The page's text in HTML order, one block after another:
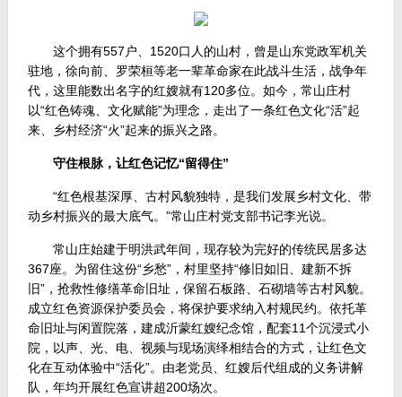
这个拥有557户、1520口人的山村，曾是山东党政军机关
驻地，徐向前、罗荣桓等老一辈革命家在此战斗生活，战争年
代，这里能数出名字的红嫂就有120多位。如今，常山庄村
以“红色铸魂、文化赋能”为理念，走出了一条红色文化“活”起
来、乡村经济“火”起来的振兴之路。
守住根脉，让红色记忆“留得住”
“红色根基深厚、古村风貌独特，是我们发展乡村文化、带
动乡村振兴的最大底气。”常山庄村党支部书记李光说。
常山庄始建于明洪武年间，现存较为完好的传统民居多达
367座。为留住这份“乡愁”，村里坚持“修旧如旧、建新不拆
旧”，抢救性修缮革命旧址，保留石板路、石砌墙等古村风貌。
成立红色资源保护委员会，将保护要求纳入村规民约。依托革
命旧址与闲置院落，建成沂蒙红嫂纪念馆，配套11个沉浸式小
院，以声、光、电、视频与现场演绎相结合的方式，让红色文
化在互动体验中“活化”。由老党员、红嫂后代组成的义务讲解
队，年均开展红色宣讲超200场次。